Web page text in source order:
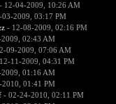
- 12-04-2009, 10:26 AM
03-2009, 03:17 PM
- 12-08-2009, 02:16 PM
02:43 AM
09-2009, 07:06 AM
11-2009, 04:31 PM
01:16 AM
01:41 PM
- 02-24-2010, 02:11 PM